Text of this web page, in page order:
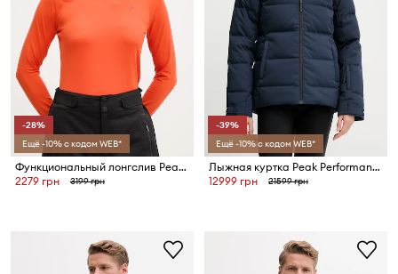
-28%
Ещё -10% с кодом WEB*
Функциональный лонгслив Peak Performance Spirit
2279 грн
3199 грн
-39%
Ещё -10% с кодом WEB*
Лыжная куртка Peak Performance Shred
12999 грн
21599 грн